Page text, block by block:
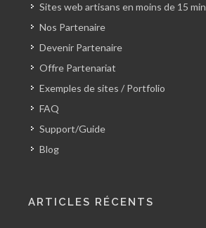
Sites web artisans en moins de 15 min
Nos Partenaire
Devenir Partenaire
Offre Partenariat
Exemples de sites / Portfolio
FAQ
Support/Guide
Blog
ARTICLES RÉCENTS